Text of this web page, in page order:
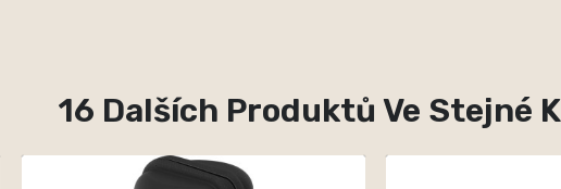
16 Dalších Produktů Ve Stejné